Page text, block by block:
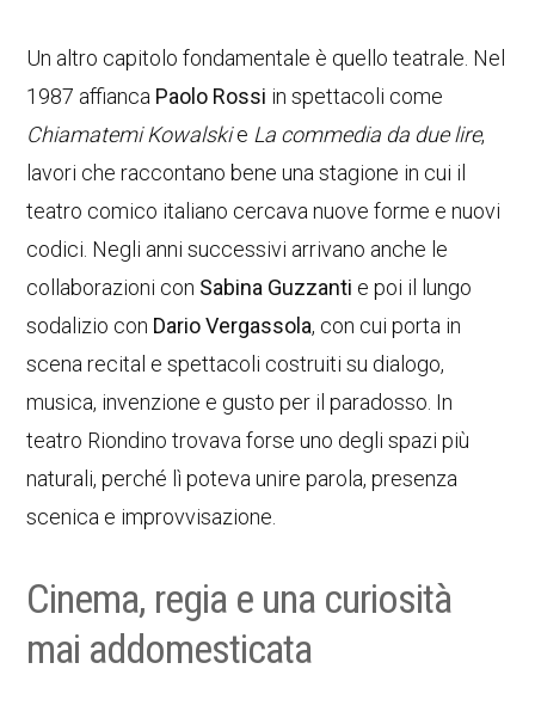
Un altro capitolo fondamentale è quello teatrale. Nel
1987 affianca Paolo Rossi in spettacoli come
Chiamatemi Kowalskie La commedia da due lire,
lavori che raccontano bene una stagione in cui il
teatro comico italiano cercava nuove forme e nuovi
codici. Negli anni successivi arrivano anche le
collaborazioni con Sabina Guzzanti e poi il lungo
sodalizio con Dario Vergassola, con cui porta in
scena recital e spettacoli costruiti su dialogo,
musica, invenzione e gusto per il paradosso. In
teatro Riondino trovava forse uno degli spazi più
naturali, perché lì poteva unire parola, presenza
scenica e improvvisazione.
Cinema, regia e una curiosità
mai addomesticata